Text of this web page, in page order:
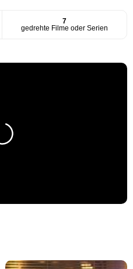
7
gedrehte Filme oder Serien